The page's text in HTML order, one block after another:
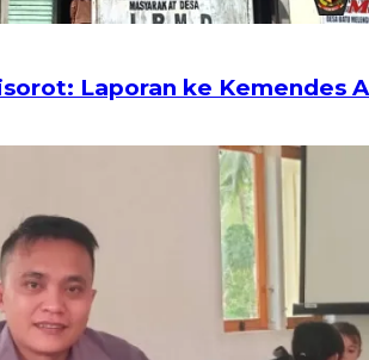
Laporan ke Kemendes